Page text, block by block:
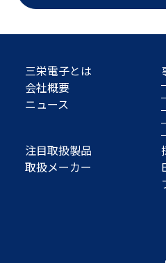
三栄電子とは
会社概要
ニュース
注目取扱製品
取扱メーカー